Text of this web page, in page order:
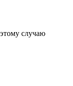
случаю